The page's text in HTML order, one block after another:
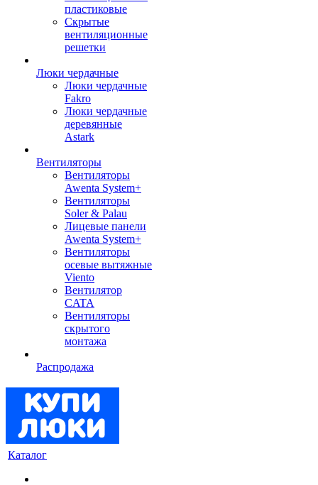
пластиковые
Скрытые
вентиляционные
решетки
Люки чердачные
Люки чердачные
Fakro
Люки чердачные
деревянные
Astark
Вентиляторы
Вентиляторы
Awenta System+
Вентиляторы
Soler & Palau
Лицевые панели
Awenta System+
Вентиляторы
осевые вытяжные
Viento
Вентилятор
CATA
Вентиляторы
скрытого
монтажа
Распродажа
Каталог